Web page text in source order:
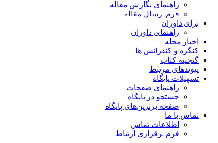
راهنمای نگارش مقاله
فرم ارسال مقاله
برای داوران
راهنمای داوران
اخبار مجله
کنگره و کنفرانس ها
گنجینه کتاب
پیوندهای مرتبط
تسهیلات پایگاه
راهنمای صفحات
جستجو در پایگاه
صفحه برترین‌های پایگاه
تماس با ما
اطلاعات تماس
فرم برقراری ارتباط